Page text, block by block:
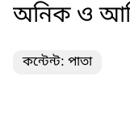
অনিক ও
কন্টেন্ট: পাতা